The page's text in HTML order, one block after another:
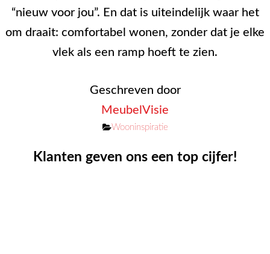
“nieuw voor jou”. En dat is uiteindelijk waar het
om draait: comfortabel wonen, zonder dat je elke
vlek als een ramp hoeft te zien.
Geschreven door
MeubelVisie
Categorieën
Wooninspiratie
Klanten geven ons een top cijfer!